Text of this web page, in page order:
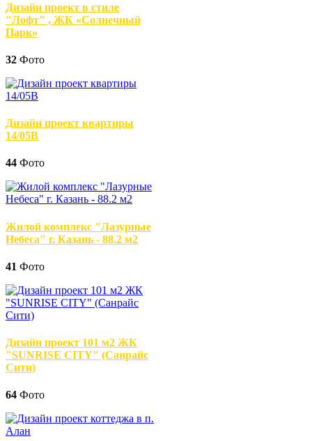
Дизайн проект в стиле
"Лофт" , ЖК «Солнечный
Парк»
32 Фото
Дизайн проект квартиры
14/05В
44 Фото
Жилой комплекс "Лазурные
Небеса" г. Казань - 88.2 м2
41 Фото
Дизайн проект 101 м2 ЖК
"SUNRISE CITY" (Санрайс
Сити)
64 Фото